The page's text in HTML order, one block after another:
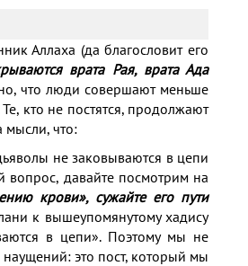
Аллаха (да благословит его
врата Рая, врата Ада
что люди совершают меньше
кто не постятся, продолжают
мысли, что:
не заковываются в цепи
вопрос, давайте посмотрим на
крови», сужайте его пути
к вышеупомянутому хадису
в цепи». Поэтому мы не
это пост, который мы